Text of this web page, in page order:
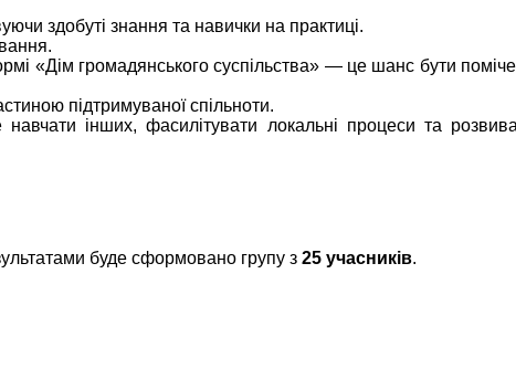
здобуті знання та навички на практиці.
«Дім громадянського суспільства» — це шанс бути
підтримуваної спільноти.
інших, фасилітувати локальні процеси та
буде сформовано групу з 25 учасників.